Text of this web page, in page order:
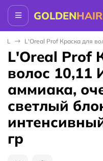
GOLDEN
L'Oreal Prof Краска для
L'Oreal Prof
волос 10,11
аммиака,
светлый
гр